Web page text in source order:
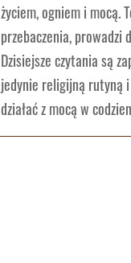
życiem, ogniem i mocą.
przebaczenia, prowadzi
Dzisiejsze czytania są
jedynie religijną rutyną
działać z mocą w